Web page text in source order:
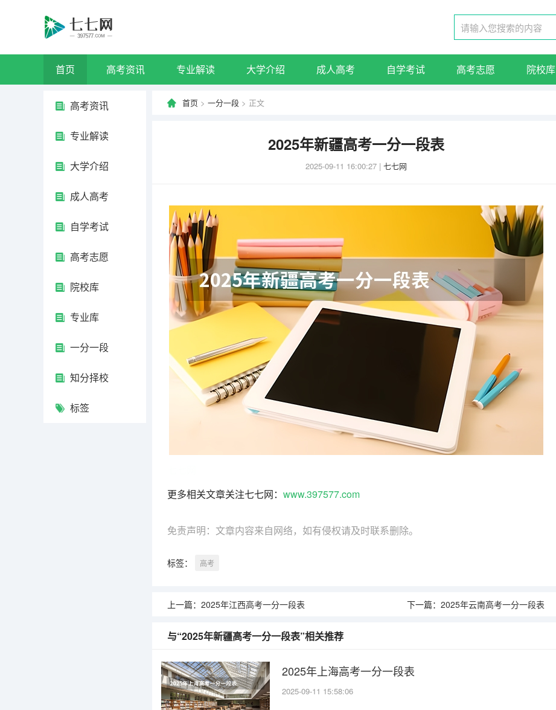
首页 高考资讯 专业解读 大学介绍 成人高考 自学考试 高考志愿 院校库
高考资讯
专业解读
大学介绍
成人高考
自学考试
高考志愿
院校库
专业库
一分一段
知分择校
标签
首页 > 一分一段 > 正文
2025年新疆高考一分一段表
2025-09-11 16:00:27 | 七七网
更多相关文章关注七七网： www.397577.com
免责声明：文章内容来自网络，如有侵权请及时联系删除。
标签： 高考
上一篇： 2025年江西高考一分一段表 下一篇： 2025年云南高考一分一段表
与“2025年新疆高考一分一段表”相关推荐
2025年上海高考一分一段表
2025-09-11 15:58:06